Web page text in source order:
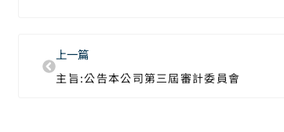
上一篇
主旨:公告本公司第三屆審計委員會